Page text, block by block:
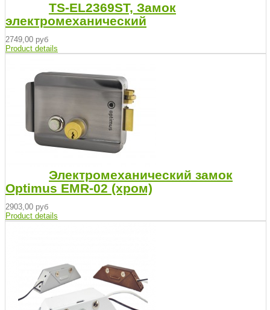
TS-EL2369ST, Замок
электромеханический
2749,00 руб
Product details
Электромеханический замок
Optimus EMR-02 (хром)
2903,00 руб
Product details